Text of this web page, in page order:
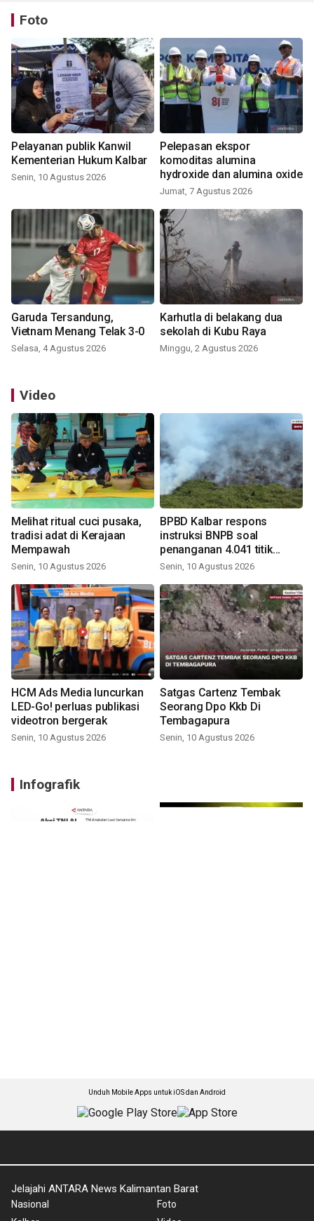
Foto
Pelayanan publik Kanwil
Kementerian Hukum Kalbar
Senin, 10 Agustus 2026
Pelepasan ekspor
komoditas alumina
hydroxide dan alumina oxide
Jumat, 7 Agustus 2026
Garuda Tersandung,
Vietnam Menang Telak 3-0
Selasa, 4 Agustus 2026
Karhutla di belakang dua
sekolah di Kubu Raya
Minggu, 2 Agustus 2026
Video
Melihat ritual cuci pusaka,
tradisi adat di Kerajaan
Mempawah
Senin, 10 Agustus 2026
BPBD Kalbar respons
instruksi BNPB soal
penanganan 4.041 titik
panas
Senin, 10 Agustus 2026
HCM Ads Media luncurkan
LED-Go! perluas publikasi
videotron bergerak
Senin, 10 Agustus 2026
Satgas Cartenz Tembak
Seorang Dpo Kkb Di
Tembagapura
Senin, 10 Agustus 2026
Infografik
Unduh Mobile Apps untuk iOS dan Android
Jelajahi ANTARA News Kalimantan Barat
Nasional
Foto